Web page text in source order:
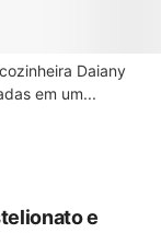
Daiany
em um...
e